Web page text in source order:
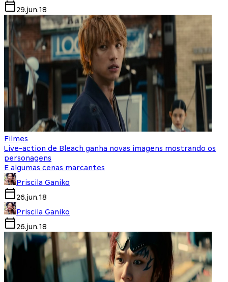
29.jun.18
Filmes
Live-action de Bleach ganha novas imagens mostrando os
personagens
E algumas cenas marcantes
Priscila Ganiko
26.jun.18
Priscila Ganiko
26.jun.18